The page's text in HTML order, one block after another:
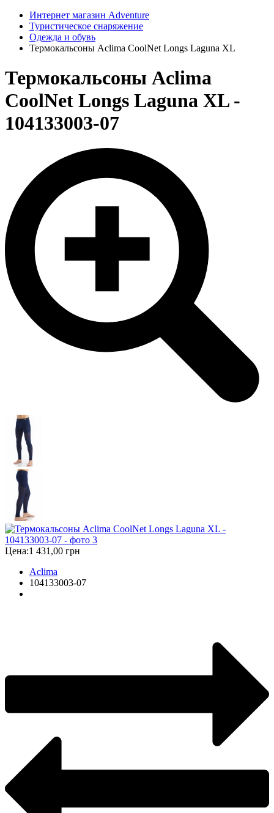
Интернет магазин Adventure
Туристическое снаряжение
Одежда и обувь
Термокальсоны Aclima CoolNet Longs Laguna XL
Термокальсоны Aclima
CoolNet Longs Laguna XL -
104133003-07
Цена:1 431,00 грн
Aclima
104133003-07